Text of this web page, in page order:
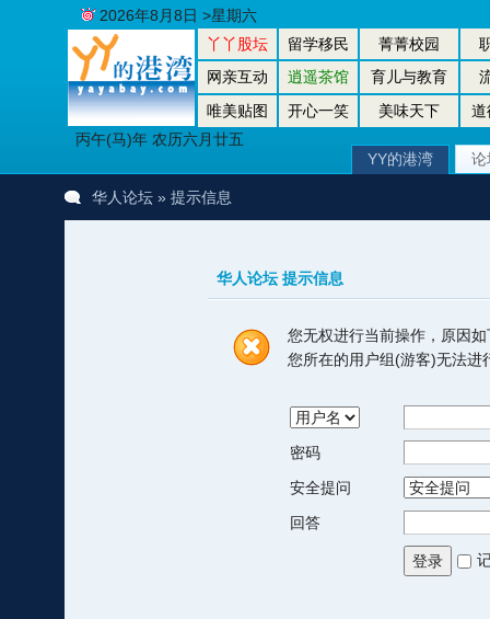
丫丫股坛 留学移民 菁菁校园
网亲互动
逍遥茶馆 育儿与教育
唯美贴图
开心一笑 美味天下
道
丙午(马)年 农历六月廿五
2026年8月8日 >星期六
YY的港湾 论
华人论坛» 提示信息
华人论坛 提示信息
您无权进行当前操作，原因如
您所在的用户组(游客)无法进
密码
安全提问
回答
登录